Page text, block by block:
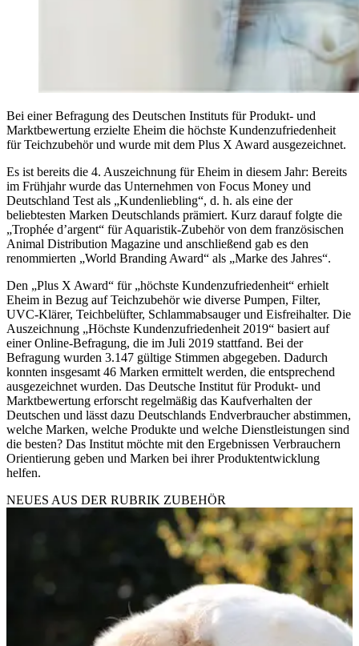
Bei einer Befragung des Deutschen Instituts für Produkt- und
Marktbewertung erzielte Eheim die höchste Kundenzufriedenheit
für Teichzubehör und wurde mit dem Plus X Award ausgezeichnet.
Es ist bereits die 4. Auszeichnung für Eheim in diesem Jahr: Bereits
im Frühjahr wurde das Unternehmen von Focus Money und
Deutschland Test als „Kundenliebling“, d. h. als eine der
beliebtesten Marken Deutschlands prämiert. Kurz darauf folgte die
„Trophée d’argent“ für Aquaristik-Zubehör von dem französischen
Animal Distribution Magazine und anschließend gab es den
renommierten „World Branding Award“ als „Marke des Jahres“.
Den „Plus X Award“ für „höchste Kundenzufriedenheit“ erhielt
Eheim in Bezug auf Teichzubehör wie diverse Pumpen, Filter,
UVC-Klärer, Teichbelüfter, Schlammabsauger und Eisfreihalter. Die
Auszeichnung „Höchste Kundenzufriedenheit 2019“ basiert auf
einer Online-Befragung, die im Juli 2019 stattfand. Bei der
Befragung wurden 3.147 gültige Stimmen abgegeben. Dadurch
konnten insgesamt 46 Marken ermittelt werden, die entsprechend
ausgezeichnet wurden. Das Deutsche Institut für Produkt- und
Marktbewertung erforscht regelmäßig das Kaufverhalten der
Deutschen und lässt dazu Deutschlands Endverbraucher abstimmen,
welche Marken, welche Produkte und welche Dienstleistungen sind
die besten? Das Institut möchte mit den Ergebnissen Verbrauchern
Orientierung geben und Marken bei ihrer Produktentwicklung
helfen.
NEUES AUS DER RUBRIK ZUBEHÖR